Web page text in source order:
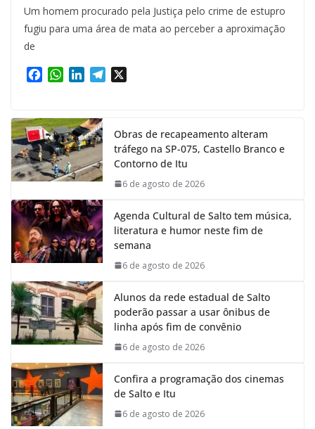
Um homem procurado pela Justiça pelo crime de estupro
fugiu para uma área de mata ao perceber a aproximação
de
e
b
o
o
k
W
t
s
A
p
p
k
e
d
I
n
m
Obras de recapeamento alteram
tráfego na SP-075, Castello Branco e
Contorno de Itu
6 de agosto de 2026
Agenda Cultural de Salto tem música,
literatura e humor neste fim de
semana
6 de agosto de 2026
Alunos da rede estadual de Salto
poderão passar a usar ônibus de
linha após fim de convênio
6 de agosto de 2026
Confira a programação dos cinemas
de Salto e Itu
6 de agosto de 2026